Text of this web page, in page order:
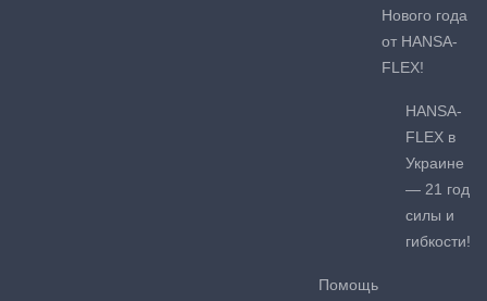
Нового года
от HANSA-
FLEX!
HANSA-
FLEX в
Украине
— 21 год
силы и
гибкости!
Помощь